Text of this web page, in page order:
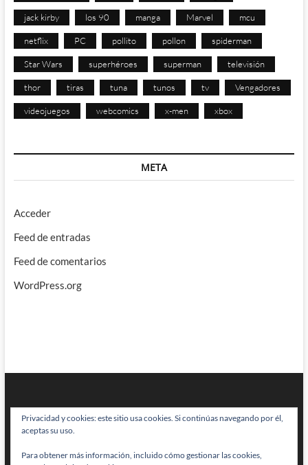
jack kirby los 90 manga Marvel mcu
netflix PC pollito pollon spiderman
Star Wars superhéroes superman televisión
thor tiras tuna tunos tv Vengadores
videojuegos webcomics x-men xbox
META
Acceder
Feed de entradas
Feed de comentarios
WordPress.org
BRAINSTOMPING| Diseñado por:Theme Freesia|WordPress| © Todos
Privacidad y cookies: este sitio usa cookies. Si continúas navegando por él,
aceptas su uso.
Para obtener más información, incluido cómo gestionar las cookies,